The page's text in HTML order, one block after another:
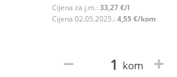
Cijena za j.m.: 33,27 €/l
Cijena 02.05.2025.: 4,55 €/kom
kom